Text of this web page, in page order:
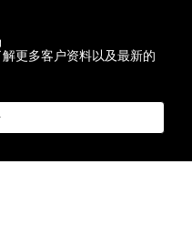
更多客户资料以及最新的